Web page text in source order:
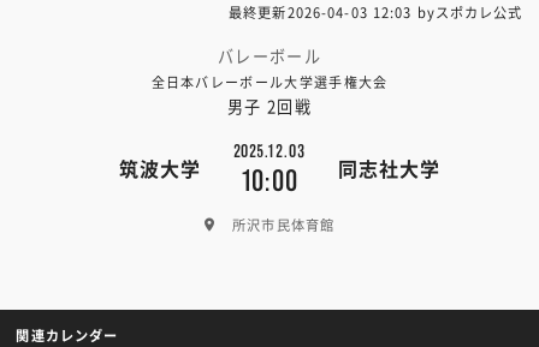
最終更新2026-04-03 12:03 byスポカレ公式
バレーボール
全日本バレーボール大学選手権大会
男子 2回戦
筑波大学
2025.12.03
10:00 同志社大学
所沢市民体育館
関連カレンダー